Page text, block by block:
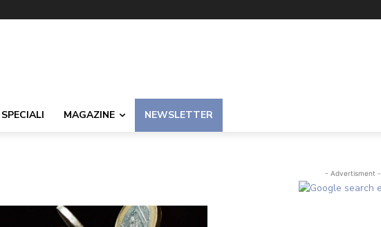
SPECIALI MAGAZINE NEWSLETTER
- Advertisment -